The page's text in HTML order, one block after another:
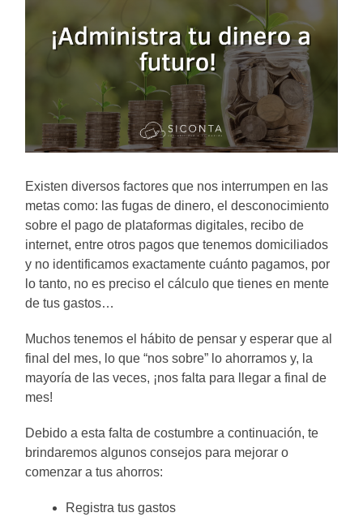
Existen diversos factores que nos interrumpen en las
metas como: las fugas de dinero, el desconocimiento
sobre el pago de plataformas digitales, recibo de
internet, entre otros pagos que tenemos domiciliados
y no identificamos exactamente cuánto pagamos, por
lo tanto, no es preciso el cálculo que tienes en mente
de tus gastos…
Muchos tenemos el hábito de pensar y esperar que al
final del mes, lo que “nos sobre” lo ahorramos y, la
mayoría de las veces, ¡nos falta para llegar a final de
mes!
Debido a esta falta de costumbre a continuación, te
brindaremos algunos consejos para mejorar o
comenzar a tus ahorros:
Registra tus gastos